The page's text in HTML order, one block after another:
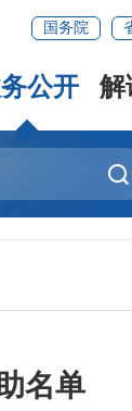
国务院
公开 解
名单